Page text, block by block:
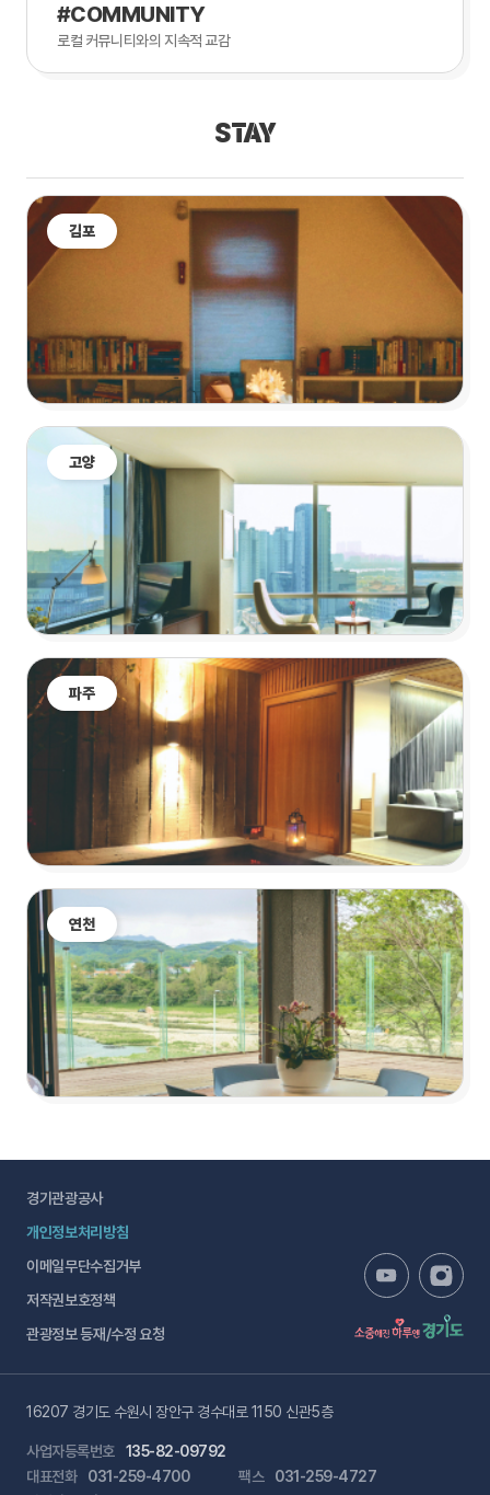
#COMMUNITY
로컬 커뮤니티와의 지속적 교감
STAY
김포
고양
파주
연천
경기관광공사
개인정보처리방침
이메일무단수집거부
저작권보호정책
관광정보 등재/수정 요청
16207 경기도 수원시 장안구 경수대로 1150 신관5층
사업자등록번호
135-82-09792
대표전화
031-259-4700 팩스
031-259-4727